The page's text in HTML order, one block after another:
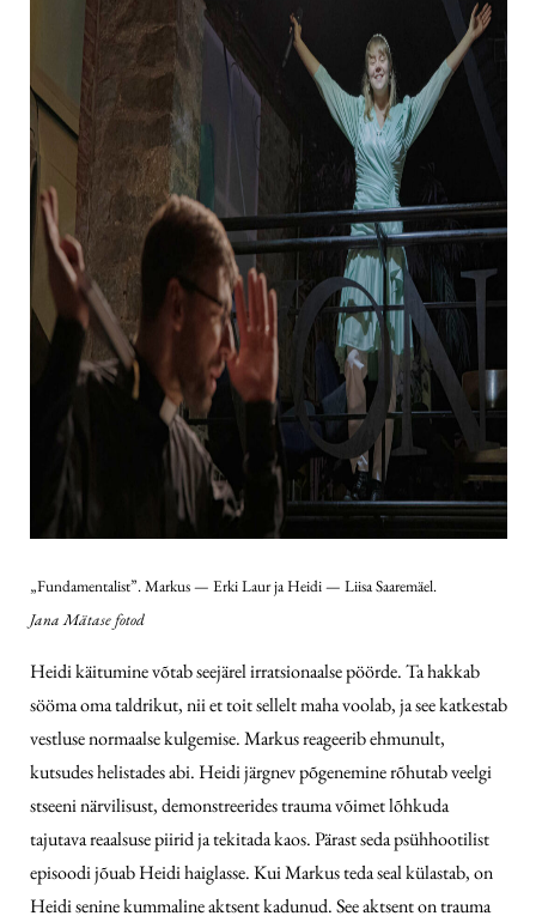
„Fundamentalist”. Markus — Erki Laur ja Heidi — Liisa Saaremäel.
Jana Mätase fotod
Heidi käitumine võtab seejärel irratsionaalse pöörde. Ta hakkab
sööma oma taldrikut, nii et toit sellelt maha voolab, ja see katkestab
vestluse normaalse kulgemise. Markus reageerib ehmunult,
kutsudes helistades abi. Heidi järgnev põgenemine rõhutab veelgi
stseeni närvilisust, demonstreerides trauma võimet lõhkuda
tajutava reaalsuse piirid ja tekitada kaos. Pärast seda psühhootilist
episoodi jõuab Heidi haiglasse. Kui Markus teda seal külastab, on
Heidi senine kummaline aktsent kadunud. See aktsent on trauma